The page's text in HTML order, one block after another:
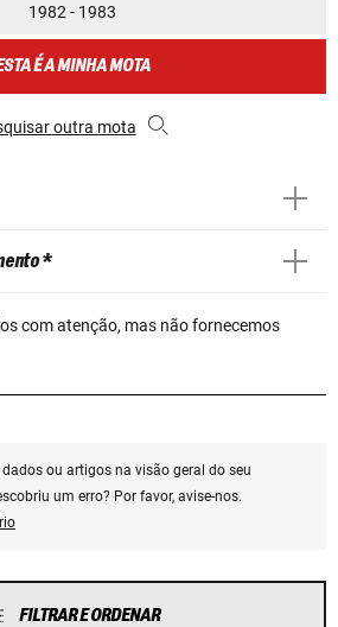
1982 - 1983
É A MINHA MOTA
outra mota
*
com atenção, mas não fornecemos
ou artigos na visão geral do seu
um erro? Por favor, avise-nos.
FILTRAR E ORDENAR